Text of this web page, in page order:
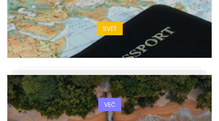
SVET
VEČ